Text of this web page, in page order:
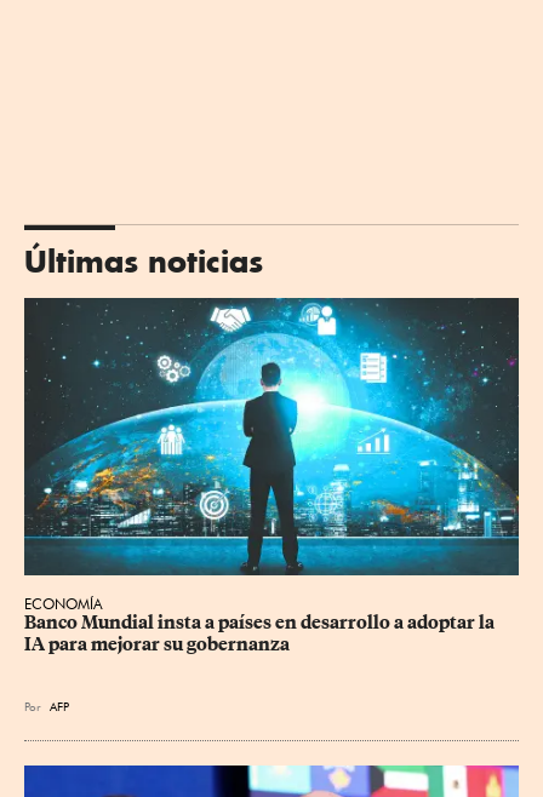
Últimas noticias
ECONOMÍA
Banco Mundial insta a países en desarrollo a adoptar la
IA para mejorar su gobernanza
Por AFP